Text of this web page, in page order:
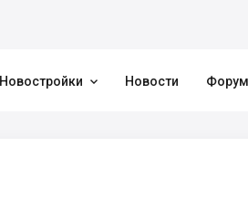
Новостройки  Новости Форум